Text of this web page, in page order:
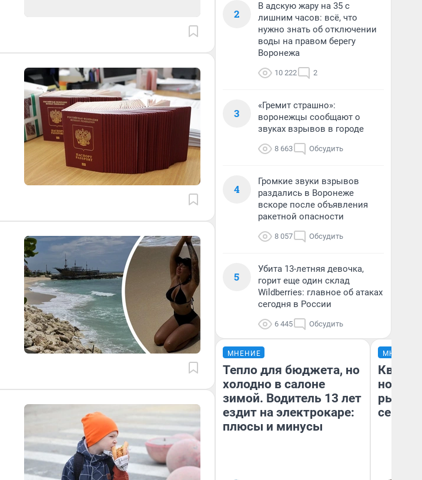
2
В адскую жару на 35 с
лишним часов: всё, что
нужно знать об отключении
воды на правом берегу
Воронежа
10 222 2
3
«Гремит страшно»:
воронежцы сообщают о
звуках взрывов в городе
8 663 Обсудить
4
Громкие звуки взрывов
раздались в Воронеже
вскоре после объявления
ракетной опасности
8 057 Обсудить
5
Убита 13-летняя девочка,
горит еще один склад
Wildberries: главное об атаках
сегодня в России
6 445 Обсудить
МНЕНИЕ
Тепло для бюджета, но
холодно в салоне
зимой. Водитель 13 лет
ездит на электрокаре:
плюсы и минусы
МНЕНИЕ
но
рынок